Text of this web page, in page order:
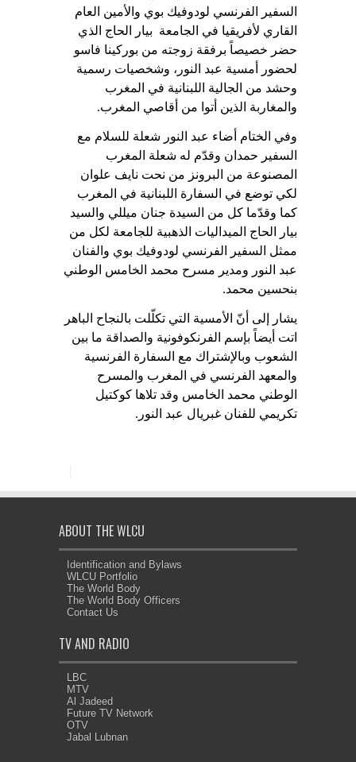
السفير الفرنسي لودوفيك بوي والأمين العام
القاري لأفريقيا في الجامعة بيار الحاج الذي
حضر خصيصاً برفقة زوجته من بوركينا فاسو
لحضور أمسية عبد النور، وشخصيات رسمية
وحشد من الجالية اللبنانية في المغرب
والمغاربة الذين أتوا من أقاصي المغرب.
وفي الختام أضاء عبد النور شعلة للسلام مع
السفير حمدان وقدّم له شعلة المغرب
المصنوعة من البرونز من نحت نايف علوان
لكي توضع في السفارة اللبنانية في المغرب
كما وقدّما كل من السيدة جنان ميللي والسيد
بيار الحاج الميداليات الذهبية للجامعة لكل من
ممثل السفير الفرنسي لودوفيك بوي والفنان
عبد النور ومدير مسرح محمد الخامس الوطني
بنحسين محمد.
يشار إلى أنّ الأمسية التي تكلّلت بالنجاح الباهر
اتت أيضاً بإسم الفرنكوفونية والصداقة ما بين
الشعوب وبالإشتراك مع السفارة الفرنسية
والمعهد الفرنسي في المغرب والمسرح
الوطني محمد الخامس وقد تلاها كوكتيل
تكريمي للفنان غبريال عبد النور .
ABOUT THE WLCU
Identification and Bylaws
WLCU Portfolio
The World Body
The World Body Officers
Contact Us
TV AND RADIO
LBC
MTV
Al Jadeed
Future TV Network
OTV
Jabal Lubnan